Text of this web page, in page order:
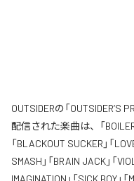
OUTSIDERの「
配信された楽曲は、「BOILER
「BLACKOUT SUCKER」「
SMASH」「BRAIN JACK」「